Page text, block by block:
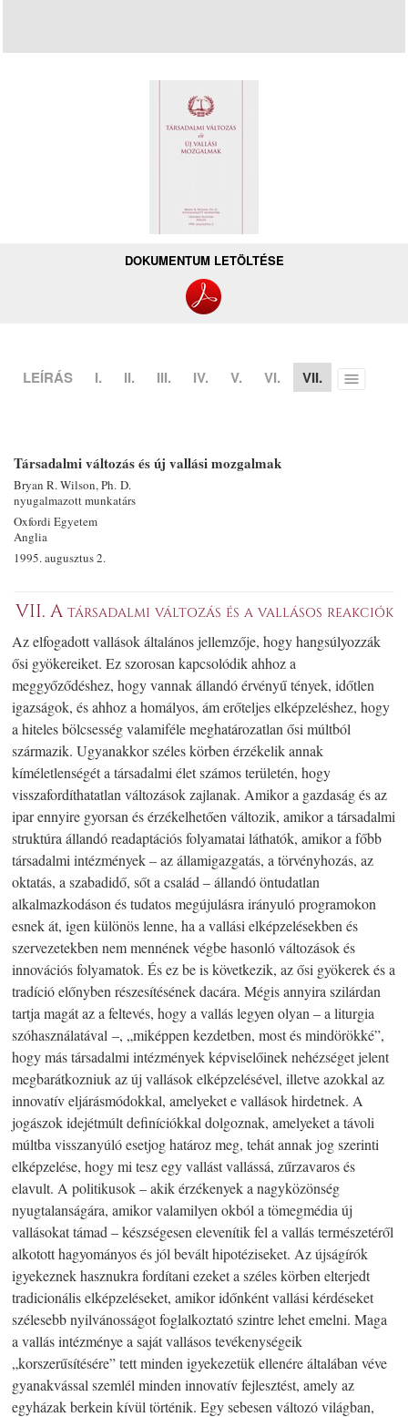
DOKUMENTUM LETÖLTÉSE
LEÍRÁS I. II. III. IV. V. VI. VII. Toggle
Társadalmi változás és új vallási mozgalmak
Bryan R. Wilson, Ph. D.
nyugalmazott munkatárs
Oxfordi Egyetem
Anglia
1995. augusztus 2.
VII. A társadalmi változás és a vallásos reakciók
Az elfogadott vallások általános jellemzője, hogy hangsúlyozzák
ősi gyökereiket. Ez szorosan kapcsolódik ahhoz a
meggyőződéshez, hogy vannak állandó érvényű tények, időtlen
igazságok, és ahhoz a homályos, ám erőteljes elképzeléshez, hogy
a hiteles bölcsesség valamiféle meghatározatlan ősi múltból
származik. Ugyanakkor széles körben érzékelik annak
kíméletlenségét a társadalmi élet számos területén, hogy
visszafordíthatatlan változások zajlanak. Amikor a gazdaság és az
ipar ennyire gyorsan és érzékelhetően változik, amikor a társadalmi
struktúra állandó readaptációs folyamatai láthatók, amikor a főbb
társadalmi intézmények – az államigazgatás, a törvényhozás, az
oktatás, a szabadidő, sőt a család – állandó öntudatlan
alkalmazkodáson és tudatos megújulásra irányuló programokon
esnek át, igen különös lenne, ha a vallási elképzelésekben és
szervezetekben nem mennének végbe hasonló változások és
innovációs folyamatok. És ez be is következik, az ősi gyökerek és a
tradíció előnyben részesítésének dacára. Mégis annyira szilárdan
tartja magát az a feltevés, hogy a vallás legyen olyan – a liturgia
szóhasználatával –, „miképpen kezdetben, most és mindörökké”,
hogy más társadalmi intézmények képviselőinek nehézséget jelent
megbarátkozniuk az új vallások elképzelésével, illetve azokkal az
innovatív eljárásmódokkal, amelyeket e vallások hirdetnek. A
jogászok idejétmúlt definíciókkal dolgoznak, amelyeket a távoli
múltba visszanyúló esetjog határoz meg, tehát annak jog szerinti
elképzelése, hogy mi tesz egy vallást vallássá, zűrzavaros és
elavult. A politikusok – akik érzékenyek a nagyközönség
nyugtalanságára, amikor valamilyen okból a tömegmédia új
vallásokat támad – készségesen elevenítik fel a vallás természetéről
alkotott hagyományos és jól bevált hipotéziseket. Az újságírók
igyekeznek hasznukra fordítani ezeket a széles körben elterjedt
tradicionális elképzeléseket, amikor időnként vallási kérdéseket
szélesebb nyilvánosságot foglalkoztató szintre lehet emelni. Maga
a vallás intézménye a saját vallásos tevékenységeik
„korszerűsítésére” tett minden igyekezetük ellenére általában véve
gyanakvással szemlél minden innovatív fejlesztést, amely az
egyházak berkein kívül történik. Egy sebesen változó világban,